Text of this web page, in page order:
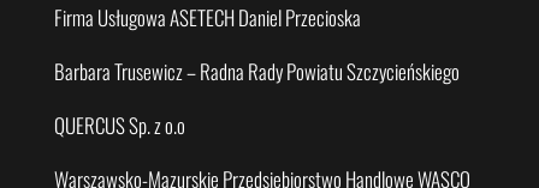
Firma Usługowa ASETECH Daniel Przecioska
Barbara Trusewicz – Radna Rady Powiatu Szczycieńskiego
QUERCUS Sp. z o.o
Warszawsko-Mazurskie Przedsiębiorstwo Handlowe WASCO